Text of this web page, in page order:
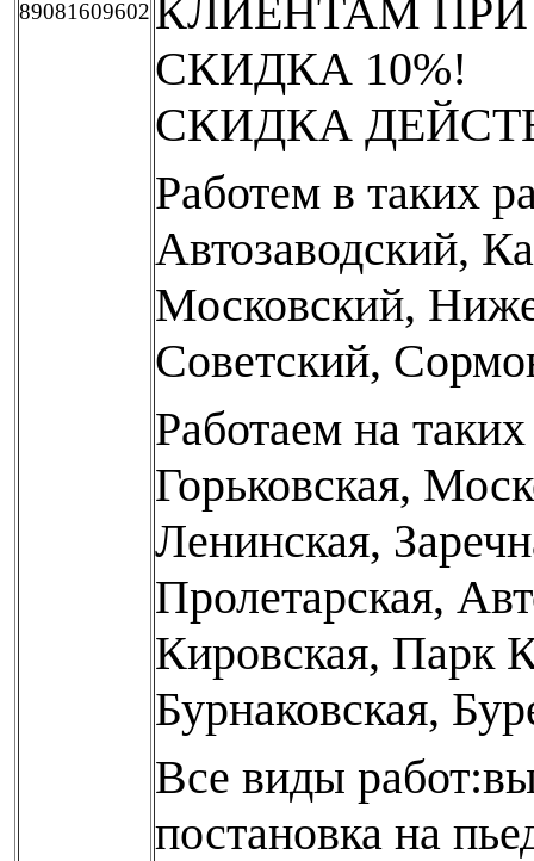
89081609602 КЛИЕНТАМ
СКИДКА 10%!
СКИДКА
Работем в таких
Автозаводский,
Московский,
Советский,
Работаем на
Горьковская,
Ленинская,
Пролетарская,
Кировская, Парк
Бурнаковская,
Все виды
постановка на